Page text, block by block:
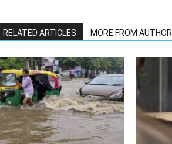
RELATED ARTICLES MORE FROM AUTHOR